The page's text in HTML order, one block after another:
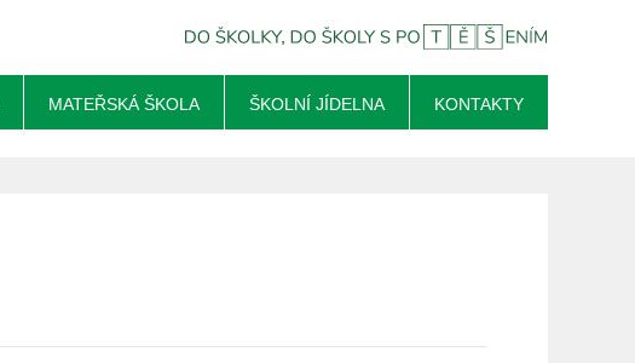
MATEŘSKÁ ŠKOLA ŠKOLNÍ JÍDELNA KONTAKTY